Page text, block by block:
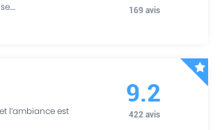
... 169 avis
l’ambiance est
9.2
422 avis